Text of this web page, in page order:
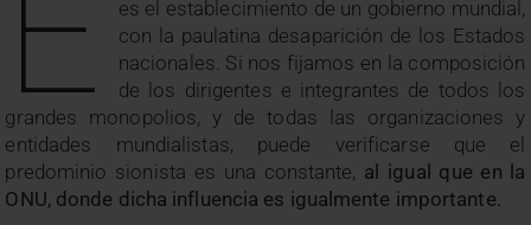
es el establecimiento de un gobierno mundial,
con la paulatina desaparición de los Estados
nacionales. Si nos fijamos en la composición
de los dirigentes e integrantes de todos los
grandes monopolios, y de todas las organizaciones y
entidades mundialistas, puede verificarse que el
predominio sionista es una constante, al igual que en la
ONU, donde dicha influencia es igualmente importante.